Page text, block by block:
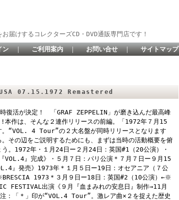
けするコレクターズCD・DVD通販専門店です！
ン ｜ ご利用案内 ｜ お問い合せ ｜ サイトマップ
07.15.1972 Remastered
復活が決定！ 「GRAF ZEPPELIN」が磨き込んだ最高峰
作は、そんな２連作リリースの前編。「1972年７月15
。“VOL. 4 Tour”の２大名盤が同時リリースとなります
その辺をご説明するためにも、まずは当時の活動概要を俯
。1972年・１月24日ー２月24日：英国#1（20公演）・
VOL.4』完成》・５月７日：パリ公演＊７月７日ー９月15
』発売》1973年＊１月５日ー19日：オセアニア（７公
1973＊３月９日ー18日：英国#2（10公演）←※
FESTIVAL出演《９月『血まみれの安息日』制作→11月
：「＊」印が“VOL.4 Tour”。激レア曲×２を捉えた歴史